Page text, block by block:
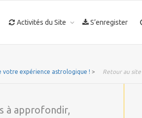
Activités du Site S’enregister
votre expérience astrologique ! > Retour au site
à approfondir,